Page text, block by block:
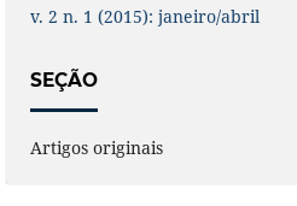
v. 2 n. 1 (2015): janeiro/abril
SEÇÃO
Artigos originais